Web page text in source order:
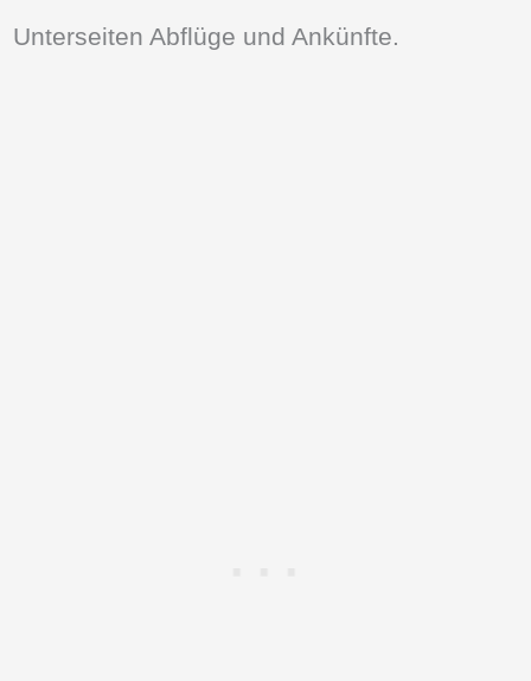
Unterseiten Abflüge und Ankünfte.